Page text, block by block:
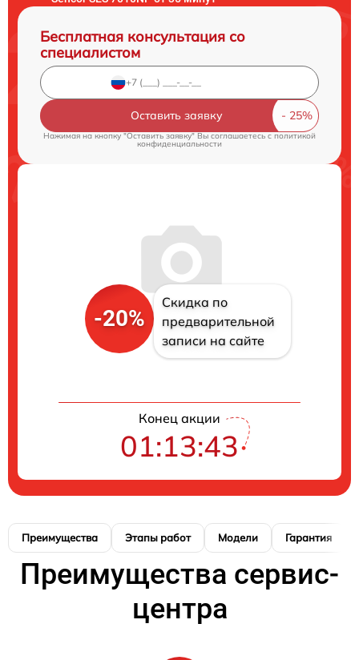
Бесплатная консультация со
специалистом
Оставить заявку
Нажимая на кнопку "Оставить заявку" Вы соглашаетесь cполитикой
конфиденциальности
-20%
Скидка по
предварительной
записи на сайте
Конец акции
01:13:42
Преимущества Этапы работ Модели Гарантия
Преимущества сервис-
центра